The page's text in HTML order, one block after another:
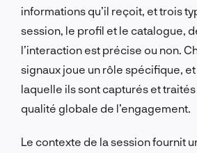
informations qu’il reçoit, et trois
session, le profil et le catalogue,
l’interaction est précise ou non.
signaux joue un rôle spécifique,
laquelle ils sont capturés et
qualité globale de l’engagement.
Le contexte de la session fournit